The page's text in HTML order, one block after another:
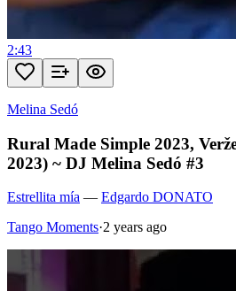
2:43
Melina Sedó
Rural Made Simple 2023,
2023) ~ DJ Melina Sedó #3
Estrellita mía — Edgardo DONATO
Tango Moments·2 years ago